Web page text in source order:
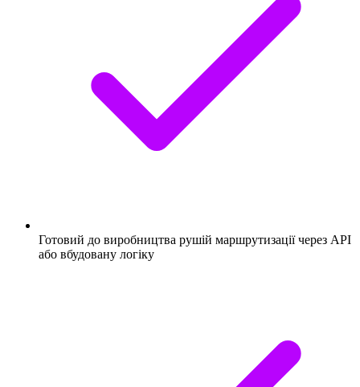
Готовий до виробництва рушій маршрутизації через API
або вбудовану логіку